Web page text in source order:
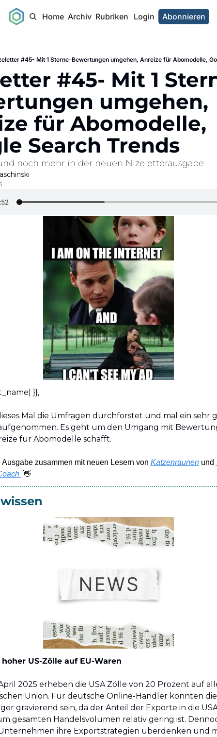
Home Archiv Rubriken Login Abonnieren
#45- Mit 1 Sterne-Bewertungen umgehen, Anreize für Abomodelle,
#45- Mit 1
umgehen,
für Abomodelle,
Search Trends
noch mehr in der neuen Nizeletterausgabe
}},
Mal die Umfragen durchforstet und mal ein sehr
Es geht um den Umgang mit
für Abomodelle schafft.
zusammen mit neuen Lesern von Katzenraunen und
👋
US-Zölle auf EU-Waren
2025 erheben die USA Zölle von 20 Prozent auf
Union. Für deutsche Online-Händler könnten
gravierend sein, da der Anteil der Exporte in die
gesamten Handelsvolumen relativ gering ist.
ihre Exportstrategien überdenken und